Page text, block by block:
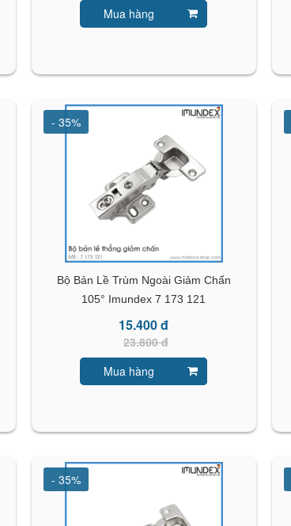
Mua hàng
- 35%
Bộ Bản Lề Trùm Ngoài Giảm Chấn
105° Imundex 7 173 121
15.400 đ
23.800 đ
Mua hàng
- 35%